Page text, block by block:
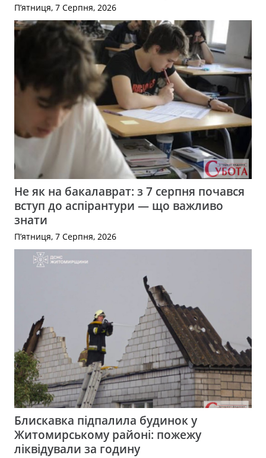
П’ятниця, 7 Серпня, 2026
Не як на бакалаврат: з 7 серпня почався
вступ до аспірантури — що важливо
знати
П’ятниця, 7 Серпня, 2026
Блискавка підпалила будинок у
Житомирському районі: пожежу
ліквідували за годину